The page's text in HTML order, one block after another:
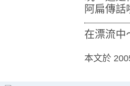
阿扁傳
在漂流中
本文於